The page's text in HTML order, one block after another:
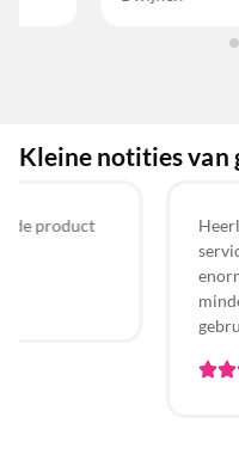
Kleine notities van
Heerlijke echte
service. Deze mensen
enorm in tegen
minderbedeelden die